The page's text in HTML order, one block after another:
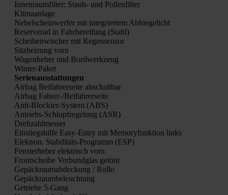
Innen­raum­fil­ter: Staub- und Pol­len­fil­ter
Kli­ma­an­la­ge
Nebel­schein­wer­fer mit inte­grier­tem Abbie­ge­licht
Reser­ve­rad in Fahr­be­rei­fung (Stahl)
Schei­ben­wi­scher mit Regen­sen­sor
Sitz­hei­zung vorn
Wagen­he­ber und Bord­werk­zeug
Win­ter-Paket
Seri­en­aus­stat­tun­gen
Air­bag Bei­fah­rer­sei­te abschalt­bar
Air­bag Fah­rer-/Bei­fah­rer­sei­te
Anti-Blo­ckier-Sys­tem (ABS)
Antriebs-Schlupf­re­ge­lung (ASR)
Dreh­zahl­mes­ser
Ein­stiegs­hil­fe Easy-Ent­ry mit Memo­ry­funk­ti­on links
Elek­tron. Sta­bi­li­täts-Pro­gramm (ESP)
Fens­ter­he­ber elek­trisch vorn
Front­schei­be Ver­bund­glas getönt
Gepäck­raum­ab­de­ckung / Rol­lo
Gepäck­raum­be­leuch­tung
Getrie­be 5‑Gang